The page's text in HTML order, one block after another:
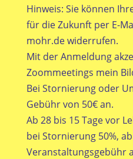
Hinweis: Sie können
für die Zukunft per E-
mohr.dewiderrufen.
Mit der Anmeldung
Zoommeetings mein
Bei Stornierung oder
Gebühr von 50€ an.
Ab 28 bis 15 Tage vor
bei Stornierung 50%,
Veranstaltungsgebühr